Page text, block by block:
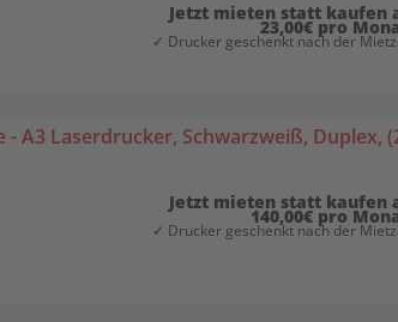
Jetzt mieten statt kaufen
23,00€ pro
✓ Drucker geschenkt nach der
- A3 Laserdrucker, Schwarzweiß, Duplex,
Jetzt mieten statt kaufen
140,00€ pro
✓ Drucker geschenkt nach der